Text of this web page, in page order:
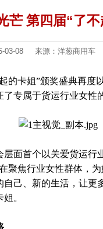
芒 第四届“了
03-08 来源：洋葱商用车
的卡姐”颁奖盛典再度
专属于货运行业女性
面首个以关爱货运行
聚焦行业女性群体，
己、新的生活，让更
。